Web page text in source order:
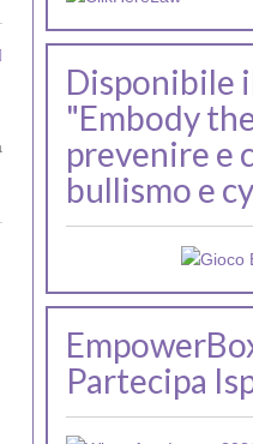
Disponibile
"Embody
prevenire e
bullismo e
Partecipa